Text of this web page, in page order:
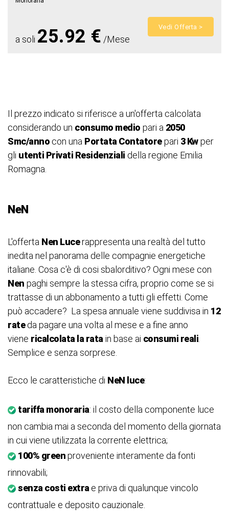
a soli 25.92 € /Mese
Vedi Offerta >
Il prezzo indicato si riferisce a un'offerta calcolata
considerando un consumo medio pari a 2050
Smc/anno con una Portata Contatorepari 3 Kwper
gli utenti Privati Residenziali della regione Emilia
Romagna.
NeN
L'offerta Nen Lucerappresenta una realtà del tutto
inedita nel panorama delle compagnie energetiche
italiane. Cosa c'è di cosi sbalorditivo? Ogni mese con
Nen paghi sempre la stessa cifra, proprio come se si
trattasse di un abbonamento a tutti gli effetti. Come
può accadere? La spesa annuale viene suddivisa in 12
rateda pagare una volta al mese e a fine anno
viene ricalcolata la rata in base ai consumi reali
Semplice e senza sorprese.
Ecco le caratteristiche di NeN luce:
tariffa monoraria: il costo della componente luce
non cambia mai a seconda del momento della giornata
in cui viene utilizzata la corrente elettrica;
100% greenproveniente interamente da fonti
rinnovabili;
senza costi extra e priva di qualunque vincolo
contrattuale e deposito cauzionale.